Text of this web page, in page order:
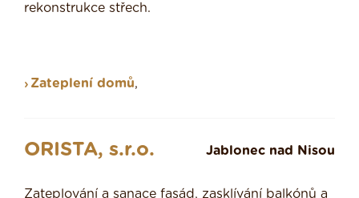
rekonstrukce střech.
Zateplení domů,
ORISTA, s.r.o. Jablonec nad Nisou
Zateplování a sanace fasád, zasklívání balkónů a